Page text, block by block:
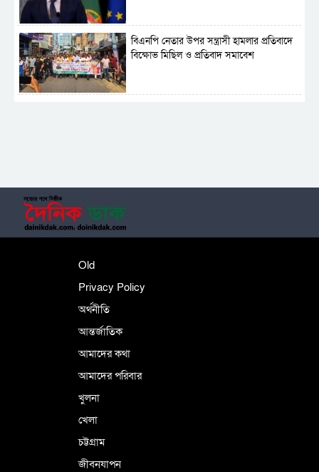
বিএনপি নেতার উপর সন্ত্রাসী হামলার প্রতিবাদে
বিক্ষোভ মিছিল ও প্রতিবাদ সমাবেশ
Old
Privacy Policy
অর্থনীতি
আন্তর্জাতিক
আমাদের কথা
আমাদের পরিবার
খুলনা
খেলা
চট্টগ্রাম
জীবনযাপন